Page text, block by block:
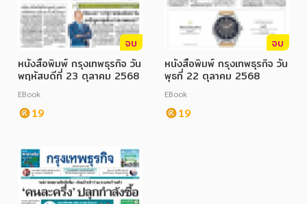
จบ
หนังสือพิมพ์ กรุงเทพธุรกิจ วัน
พฤหัสบดีที่ 23 ตุลาคม 2568
EBook
19
จบ
หนังสือพิมพ์ กรุงเทพธุรกิจ วัน
พุธที่ 22 ตุลาคม 2568
EBook
19